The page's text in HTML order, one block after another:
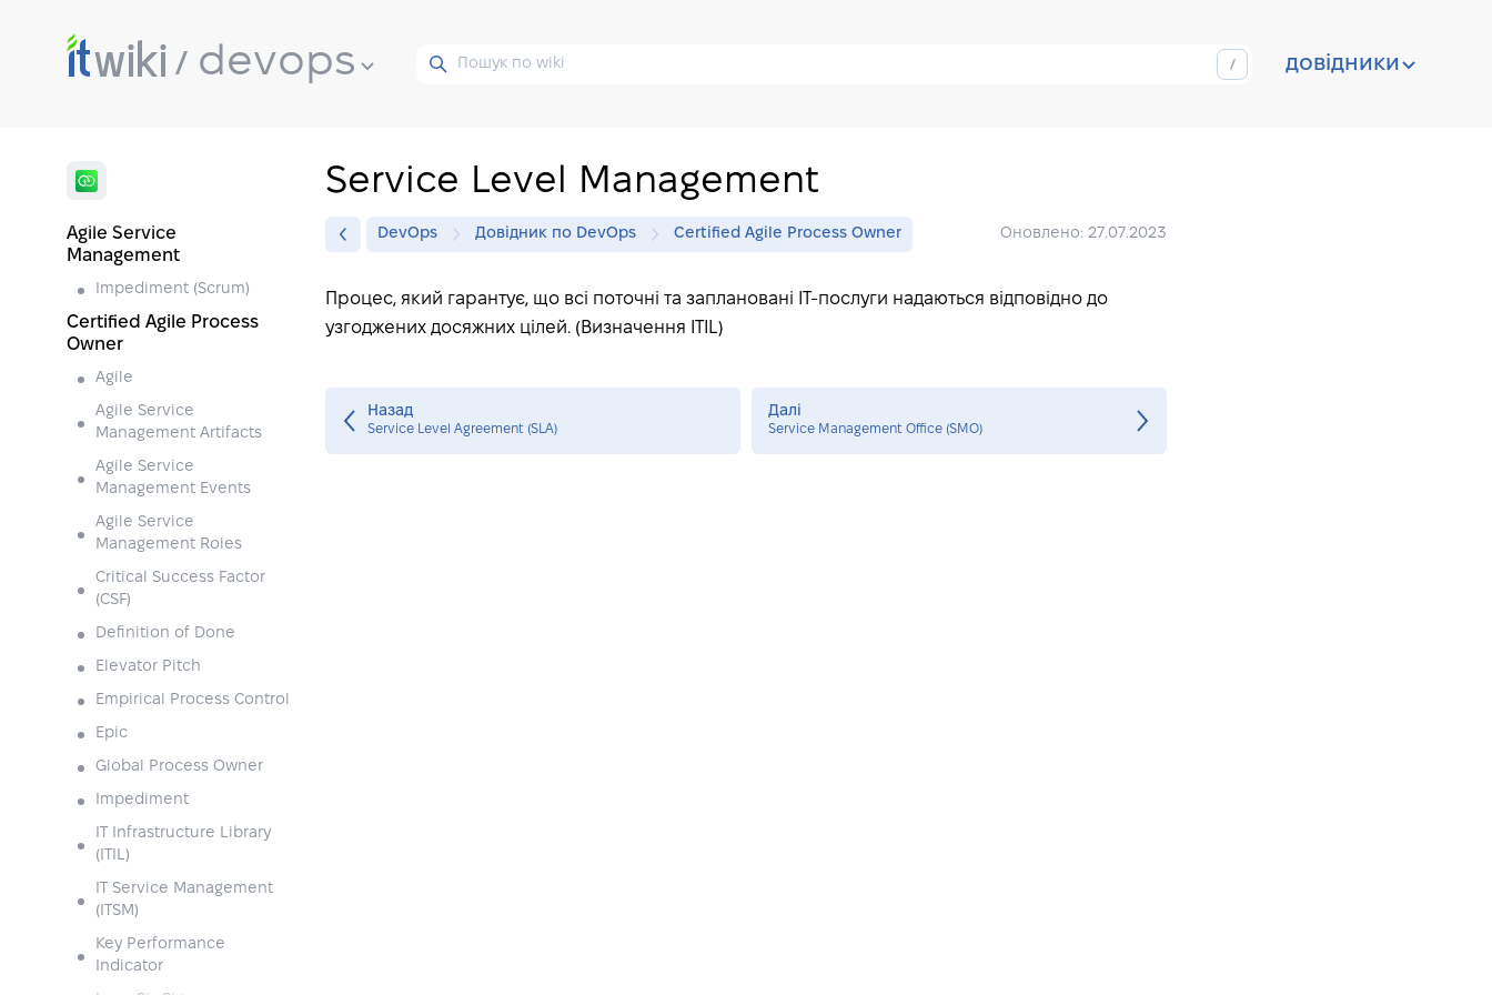
devops довідники
Agile Service
Management
Impediment (Scrum)
Certified Agile Process
Owner
Agile
Agile Service
Management Artifacts
Agile Service
Management Events
Agile Service
Management Roles
Critical Success Factor
(CSF)
Definition of Done
Elevator Pitch
Empirical Process Control
Epic
Global Process Owner
Impediment
IT Infrastructure Library
(ITIL)
IT Service Management
(ITSM)
Key Performance
Indicator
Service Level Management
DevOps Довідник по DevOps Certified Agile Process Owner Оновлено: 27.07.2023
Процес, який гарантує, що всі поточні та заплановані ІТ-послуги надаються відповідно до
узгоджених досяжних цілей. (Визначення ITIL)
Назад
Service Level Agreement (SLA)
Далі
Service Management Office (SMO)